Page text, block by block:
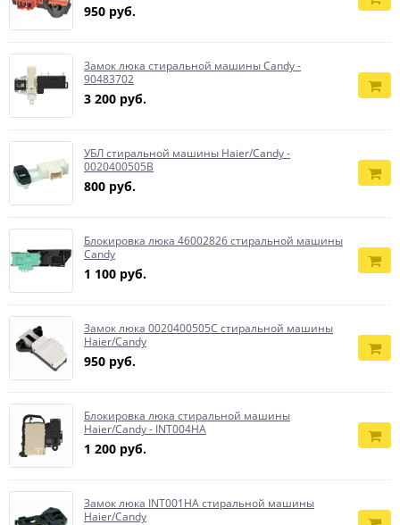
950 руб.
Замок люка стиральной машины Candy -
90483702
3 200 руб.
УБЛ стиральной машины Haier/Candy -
0020400505B
800 руб.
Блокировка люка 46002826 стиральной машины
Candy
1 100 руб.
Замок люка 0020400505C стиральной машины
Haier/Candy
950 руб.
Блокировка люка стиральной машины
Haier/Candy - INT004HA
1 200 руб.
Замок люка INT001HA стиральной машины
Haier/Candy